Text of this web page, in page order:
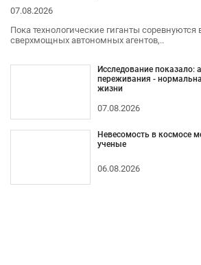
07.08.2026
Пока технологические гиганты соревнуются
сверхмощных автономных агентов,..
Исследование показало:
переживания -
жизни
07.08.2026
Невесомость в космосе
ученые
06.08.2026